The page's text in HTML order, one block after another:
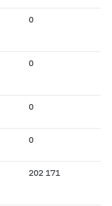
0
0
0
0
202 171